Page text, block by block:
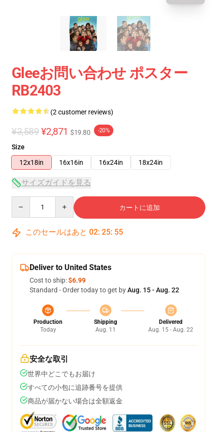
Gleeお問い合わせ ポスター
RB2403
(2 customer reviews)
¥3,589 ¥2,871 $19.80 -20%
Size
12x18in
16x16in 16x24in 18x24in
サイズガイドを見る
カートに追加
このセールはあと 02: 25: 55
Deliver to United States
Cost to ship:$6.99
Standard - Order today to get byAug. 15 - Aug. 22
Production
Today
Shipping
Aug. 11
Delivered
Aug. 15 - Aug. 22
安全な取引
世界中どこでもお届け
すべての小包に追跡番号を提供
商品が届かない場合は全額返金